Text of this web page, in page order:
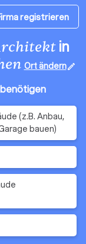
registrieren
in
Ort ändernedit
(z.B. Anbau,
bauen)